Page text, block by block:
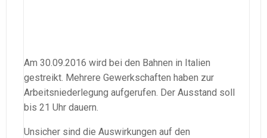
Am 30.09.2016 wird bei den Bahnen in Italien
gestreikt. Mehrere Gewerkschaften haben zur
Arbeitsniederlegung aufgerufen. Der Ausstand soll
bis 21 Uhr dauern.
Unsicher sind die Auswirkungen auf den